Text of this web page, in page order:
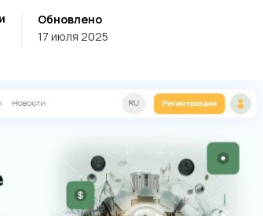
Обновлено
17 июля 2025